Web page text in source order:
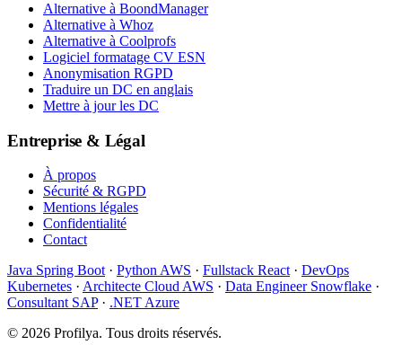
Alternative à BoondManager
Alternative à Whoz
Alternative à Coolprofs
Logiciel formatage CV ESN
Anonymisation RGPD
Traduire un DC en anglais
Mettre à jour les DC
Entreprise & Légal
À propos
Sécurité & RGPD
Mentions légales
Confidentialité
Contact
Java Spring Boot· Python AWS · Fullstack React· DevOps
Kubernetes · Architecte Cloud AWS · Data Engineer Snowflake ·
Consultant SAP· .NET Azure
© 2026 Profilya. Tous droits réservés.